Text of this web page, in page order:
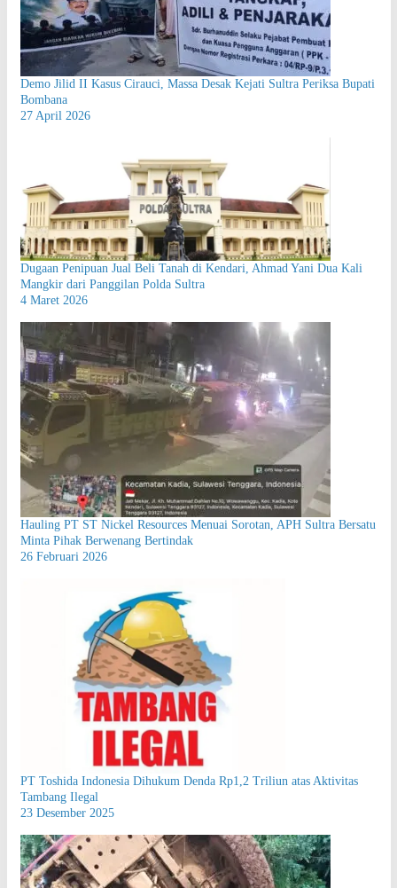
Demo Jilid II Kasus Cirauci, Massa Desak Kejati Sultra Periksa Bupati
Bombana
27 April 2026
Dugaan Penipuan Jual Beli Tanah di Kendari, Ahmad Yani Dua Kali
Mangkir dari Panggilan Polda Sultra
4 Maret 2026
Hauling PT ST Nickel Resources Menuai Sorotan, APH Sultra Bersatu
Minta Pihak Berwenang Bertindak
26 Februari 2026
PT Toshida Indonesia Dihukum Denda Rp1,2 Triliun atas Aktivitas
Tambang Ilegal
23 Desember 2025